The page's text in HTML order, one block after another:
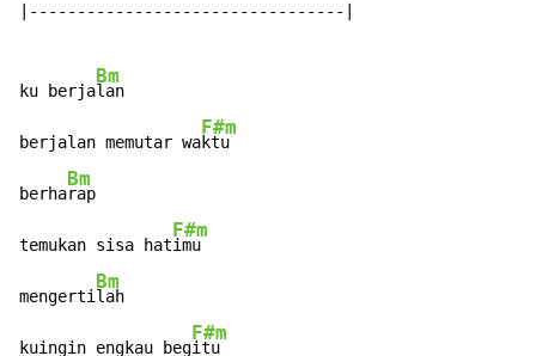
|---------------------------------|
ku berja
Bm
lan
berjalan memutar wa
F#m
ktu
berha
Bm
rap
temukan sisa hat
F#m
imu
mengerti
Bm
lah
kuingin engkau beg
F#m
itu